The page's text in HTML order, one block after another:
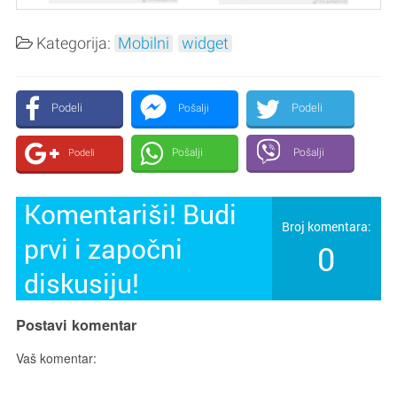
Kategorija: Mobilni widget
Podeli Pošalji Podeli
Podeli Pošalji Pošalji
Komentariši! Budi
prvi i započni
diskusiju!
Broj komentara:
0
Postavi komentar
Vaš komentar: